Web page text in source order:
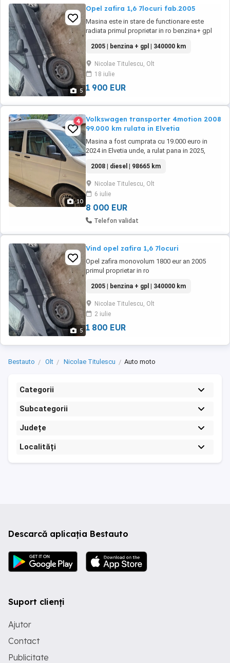
5
Opel zafira 1,6 7locuri fab.2005
Masina este in stare de functionare este
radiata primul proprietar in ro benzina+ gpl
2005 | benzina + gpl | 340000 km
Nicolae Titulescu, Olt
18 iulie
1 900 EUR
10
4
Volkswagen transporter 4motion 2008
99.000 km rulata in Elvetia
Masina a fost cumprata cu 19.000 euro in
2024 in Elvetia unde, a rulat pana in 2025,
personala. In Elvetia a fost folosita de o
familie pentru concedii si camping. Modelul
este deosebit, cu carlig pentru rulota si prize
220v. Are cutie manuala 6+1 trepte, 4x4, ...
2008 | diesel | 98665 km
Nicolae Titulescu, Olt
6 iulie
8 000 EUR
Telefon validat
5
Vind opel zafira 1,6 7locuri
Opel zafira monovolum 1800 eur an 2005
primul proprietar in ro
2005 | benzina + gpl | 340000 km
Nicolae Titulescu, Olt
2 iulie
1 800 EUR
Bestauto Olt Nicolae Titulescu Auto moto
Categorii
Subcategorii
Județe
Localități
Descarcă aplicația Bestauto
Suport clienți
Ajutor
Contact
Publicitate